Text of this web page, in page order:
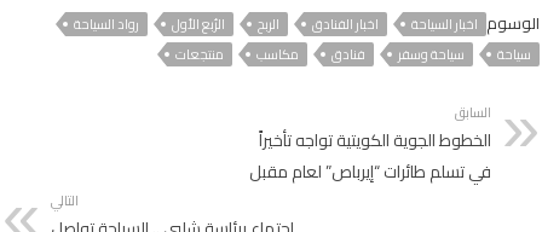
الوسوم اخبار السياحة اخبار الفنادق الربح الرُبع الأول
رواد السياحة
سياحة
سياحة وسفر فنادق مكاسب منتجعات
السابق
الخطوط الجوية الكويتية تواجه تأخيراً
في تسلم طائرات “إيرباص” لعام مقبل
التالي